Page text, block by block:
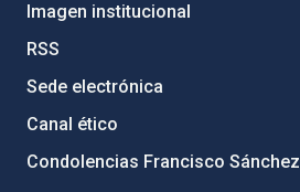
Imagen institucional
RSS
Sede electrónica
Canal ético
Condolencias Francisco Sánchez